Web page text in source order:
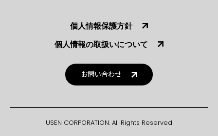
個人情報保護方針
個人情報の取扱いについて
お問い合わせ
USEN CORPORATION. All Rights Reserved